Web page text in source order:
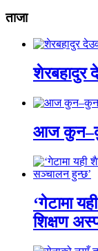
ताजा
शेरबहादुर
आज
‘गेटामा
शिक्षण